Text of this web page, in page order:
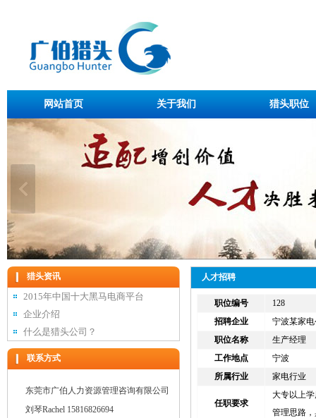
网站首页 关于我们 猎头职位
猎头资讯
2015年中国十大黑马电商平台
企业介绍
什么是猎头公司？
联系方式
东莞市广伯人力资源管理咨询有限公司
刘琴Rachel 15816826694
人才招聘
职位编号
128
招聘企业
宁波某家
职位名称
生产经理
工作地点
宁波
所属行业
家电行业
任职要求
大专以上
管理思路